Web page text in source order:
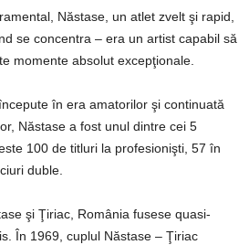
Năstase, un atlet zvelt şi rapid,
se concentra – era un artist capabil să
momente absolut excepţionale.
în era amatorilor şi continuată
Năstase a fost unul dintre cei 5
100 de titluri la profesionişti, 57 în
duble.
şi Ţiriac, România fusese quasi-
În 1969, cuplul Năstase – Ţiriac